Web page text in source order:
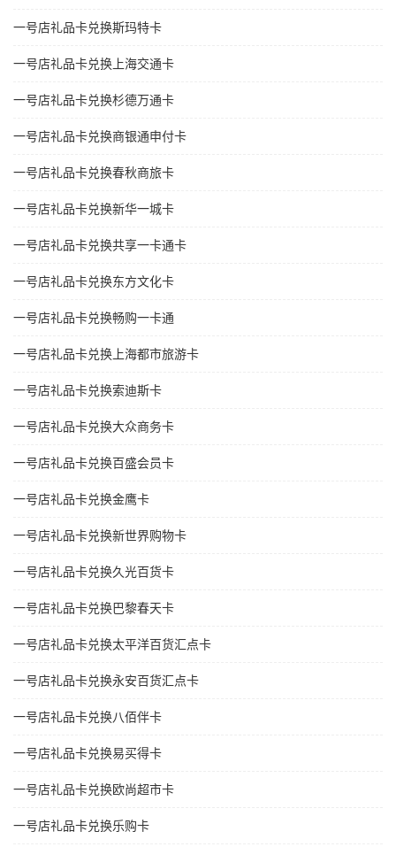
一号店礼品卡兑换斯玛特卡
一号店礼品卡兑换上海交通卡
一号店礼品卡兑换杉德万通卡
一号店礼品卡兑换商银通申付卡
一号店礼品卡兑换春秋商旅卡
一号店礼品卡兑换新华一城卡
一号店礼品卡兑换共享一卡通卡
一号店礼品卡兑换东方文化卡
一号店礼品卡兑换畅购一卡通
一号店礼品卡兑换上海都市旅游卡
一号店礼品卡兑换索迪斯卡
一号店礼品卡兑换大众商务卡
一号店礼品卡兑换百盛会员卡
一号店礼品卡兑换金鹰卡
一号店礼品卡兑换新世界购物卡
一号店礼品卡兑换久光百货卡
一号店礼品卡兑换巴黎春天卡
一号店礼品卡兑换太平洋百货汇点卡
一号店礼品卡兑换永安百货汇点卡
一号店礼品卡兑换八佰伴卡
一号店礼品卡兑换易买得卡
一号店礼品卡兑换欧尚超市卡
一号店礼品卡兑换乐购卡